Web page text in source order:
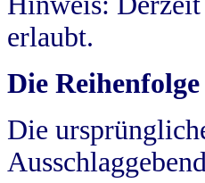
erlaubt.
Die
Die